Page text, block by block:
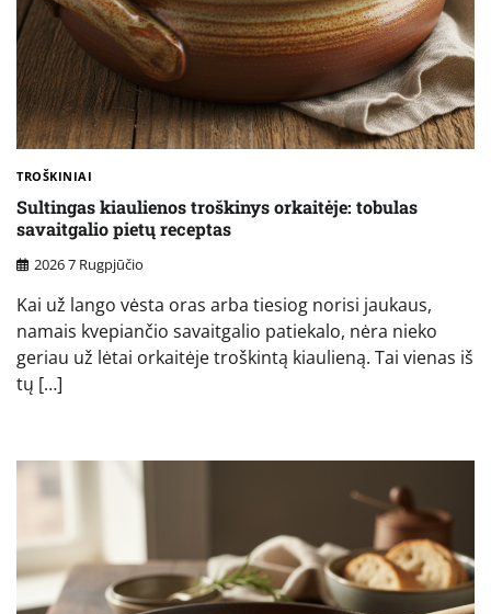
TROŠKINIAI
Sultingas kiaulienos troškinys orkaitėje: tobulas
savaitgalio pietų receptas
2026 7 Rugpjūčio
Kai už lango vėsta oras arba tiesiog norisi jaukaus,
namais kvepiančio savaitgalio patiekalo, nėra nieko
geriau už lėtai orkaitėje troškintą kiaulieną. Tai vienas iš
tų […]